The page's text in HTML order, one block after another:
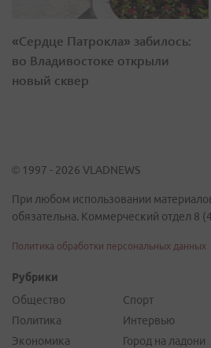
«Сердце Патрокла» забилось:
во Владивостоке открыли
новый сквер
© 1997 - 2026 VLADNEWS
При любом использовании
обязательна. Коммерческий отдел 8
Политика обработки персональных данных
Рубрики
Общество
Политика
Экономика
Спорт
Интервью
Город на ладони